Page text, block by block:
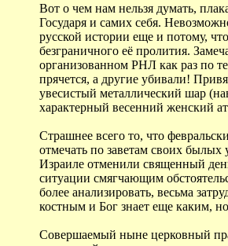
Вот о чем нам нельзя думать,
Государя и самих себя.
русской истории еще и потому,
безграничного её пролития.
организованном РНЛ как раз по
прячется, а другие убивали!
увесистый металлический шар
характерный весенний женский
Страшнее всего то, что
отмечать по заветам своих
Израиле отменили священный
ситуации смягчающим
более анализировать, весьма
костным и Бог знает еще каким,
Совершаемый ныне церковный